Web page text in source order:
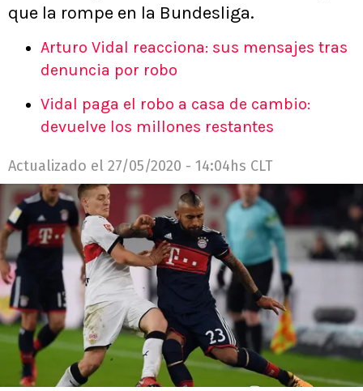
que la rompe en la Bundesliga.
Arturo Vidal reacciona: sus mensajes tras
denuncia por robo
Vidal paga el robo a casa de cambio:
devuelve los millones restantes
Actualizado el 27/05/2020 - 14:04hs CLT